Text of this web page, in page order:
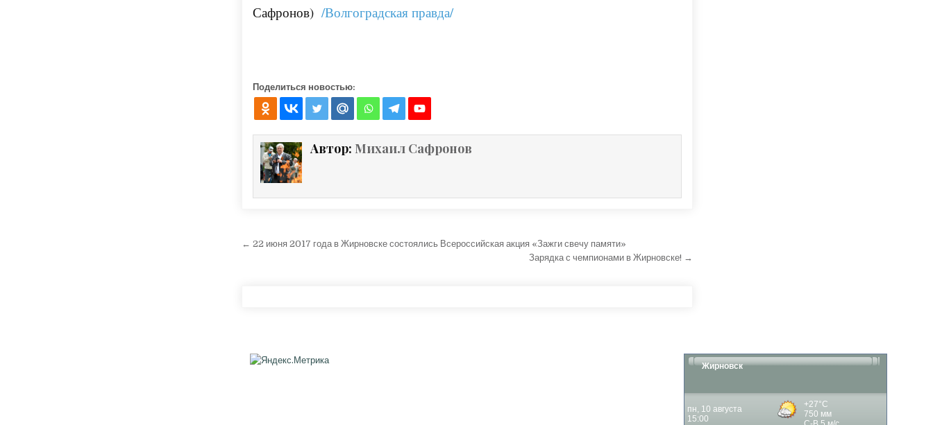
Сафронов)/Волгоградская правда/
Поделиться новостью:
Автор: Михаил Сафронов
Навигация по записям
← 22 июня 2017 года в Жирновске состоялись Всероссийская акция «Зажги свечу памяти»
Зарядка с чемпионами в Жирновске! →
Жирновск